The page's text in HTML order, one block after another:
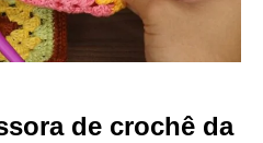
de crochê da